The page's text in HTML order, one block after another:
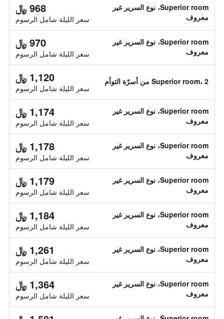
Superior room، نوع السرير غير
معروف
968 ﷼
سعر الليلة شامل الرسوم
Superior room، نوع السرير غير
معروف
970 ﷼
سعر الليلة شامل الرسوم
Superior room، 2 من أسرّة التوأم 1,120 ﷼
سعر الليلة شامل الرسوم
Superior room، نوع السرير غير
معروف
1,174 ﷼
سعر الليلة شامل الرسوم
Superior room، نوع السرير غير
معروف
1,178 ﷼
سعر الليلة شامل الرسوم
Superior room، نوع السرير غير
معروف
1,179 ﷼
سعر الليلة شامل الرسوم
Superior room، نوع السرير غير
معروف
1,184 ﷼
سعر الليلة شامل الرسوم
Superior room، نوع السرير غير
معروف
1,261 ﷼
سعر الليلة شامل الرسوم
Superior room، نوع السرير غير
معروف
1,364 ﷼
سعر الليلة شامل الرسوم